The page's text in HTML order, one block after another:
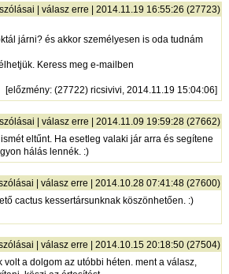
|válasz erre | 2014.11.19 16:55:26 (27723)
járni? és akkor személyesen is oda tudnám
Keress meg e-mailben
[előzmény: (27722) ricsivivi, 2014.11.19 15:04:06]
|válasz erre | 2014.11.09 19:59:28 (27662)
eltűnt. Ha esetleg valaki jár arra és segítene
hálás lennék. :)
|válasz erre | 2014.10.28 07:41:48 (27600)
cactus kessertársunknak köszönhetően. :)
|válasz erre | 2014.10.15 20:18:50 (27504)
a dolgom az utóbbi héten. ment a válasz,